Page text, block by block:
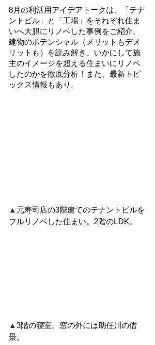
8月の利活用アイデアトークは、「テナ
ントビル」と「工場」をそれぞれ住ま
いへ大胆にリノベした事例をご紹介。
建物のポテンシャル（メリットもデメ
リットも）を読み解き、いかにして施
主のイメージを超える住まいにリノベ
したのかを徹底分析！また、最新トピ
ックス情報もあり。
▲ 元寿司店の3階建てのテナントビルを
フルリノベした住まい。2階のLDK。
▲ 3階の寝室。窓の外には助任川の借
景。